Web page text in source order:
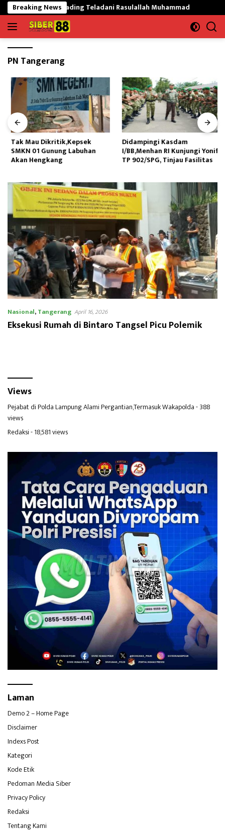
Langsung
ke
konten
Breaking News
Mekargading Teladani Rasulallah Muhammad
PN Tangerang
Tak Mau Dikritik,Kepsek
SMKN 01 Gunung Labuhan
Akan Hengkang
Didampingi Kasdam
I/BB,Menhan RI Kunjungi Yonif
TP 902/SPG, Tinjau Fasilitas
Nasional,Tangerang April 16, 2026
Eksekusi Rumah di Bintaro Tangsel Picu Polemik
Views
Pejabat di Polda Lampung Alami Pergantian,Termasuk Wakapolda- 388
views
Redaksi- 18,581 views
Laman
Demo 2 – Home Page
Disclaimer
Indexs Post
Kategori
Kode Etik
Pedoman Media Siber
Privacy Policy
Redaksi
Tentang Kami